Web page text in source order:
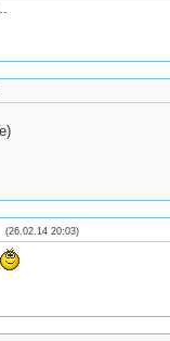
(26.02.14 20:03)